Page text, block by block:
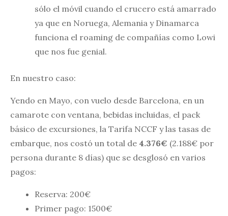
sólo el móvil cuando el crucero está amarrado
ya que en Noruega, Alemania y Dinamarca
funciona el roaming de compañías como Lowi
que nos fue genial.
En nuestro caso:
Yendo en Mayo, con vuelo desde Barcelona, en un
camarote con ventana, bebidas incluidas, el pack
básico de excursiones, la Tarifa NCCF y las tasas de
embarque, nos costó un total de 4.376€ (2.188€ por
persona durante 8 días) que se desglosó en varios
pagos:
Reserva: 200€
Primer pago: 1500€